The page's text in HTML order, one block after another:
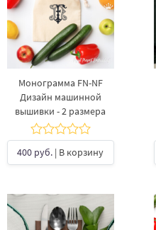
Монограмма FN-NF
Дизайн машинной
вышивки - 2 размера
400 руб. | В корзину